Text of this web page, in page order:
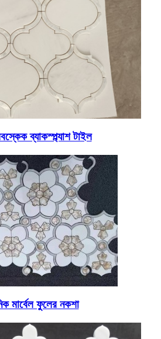
ব্যাকস্প্ল্যাশ টাইল
মার্বেল ফুলের নকশা